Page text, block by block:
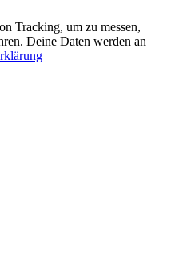
Tracking, um zu messen,
Deine Daten werden an